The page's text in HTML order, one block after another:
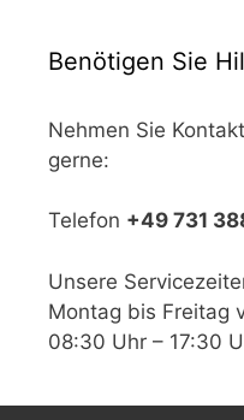
Benötigen Sie
Nehmen Sie
gerne:
Telefon +49 731
Unsere
Montag bis Freitag
08:30 Uhr – 17:30